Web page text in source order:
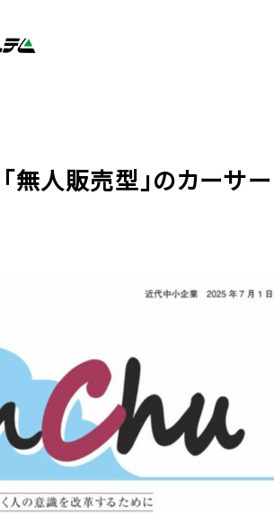
無人販売型」のカー